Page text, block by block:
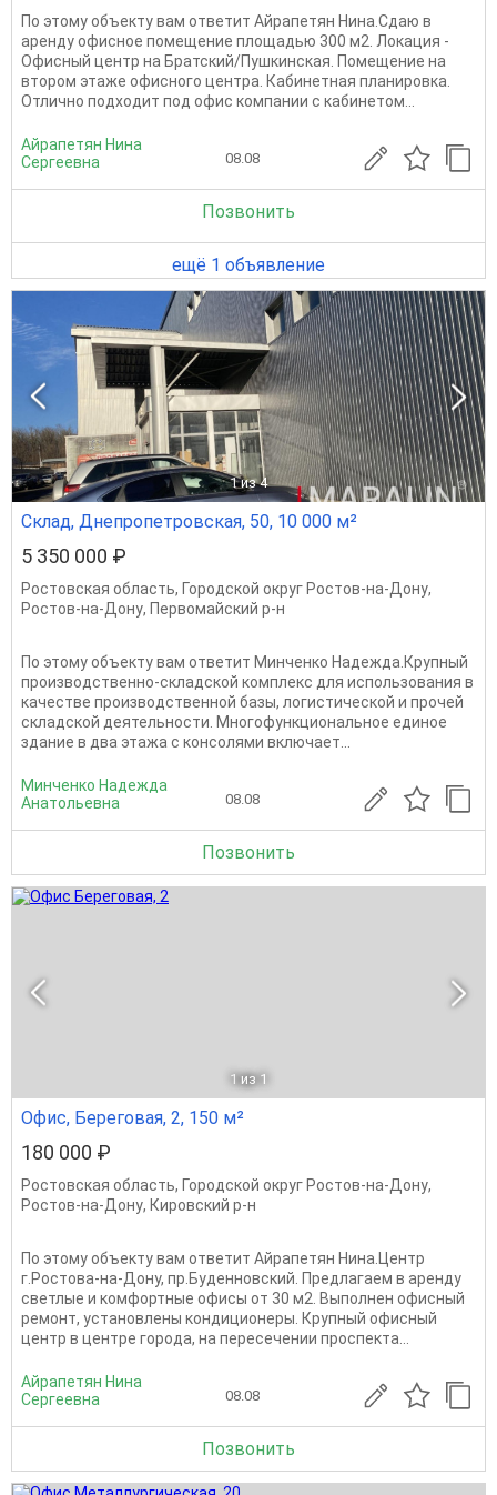
По этому объекту вам ответит Айрапетян Нина.Сдаю в
аренду офисное помещение площадью 300 м2. Локация -
Офисный центр на Братский/Пушкинская. Помещение на
втором этаже офисного центра. Кабинетная планировка.
Отлично подходит под офис компании с кабинетом...
Айрапетян Нина
Сергеевна
08.08
Позвонить
ещё 1 объявление
1 из 4
Склад, Днепропетровская, 50, 10 000 м²
5 350 000 ₽
Ростовская область, Городской округ Ростов-на-Дону,
Ростов-на-Дону, Первомайский р-н
По этому объекту вам ответит Минченко Надежда.Крупный
производственно-складской комплекс для использования в
качестве производственной базы, логистической и прочей
складской деятельности. Многофункциональное единое
здание в два этажа с консолями включает...
Минченко Надежда
Анатольевна
08.08
Позвонить
1 из 1
Офис, Береговая, 2, 150 м²
180 000 ₽
Ростовская область, Городской округ Ростов-на-Дону,
Ростов-на-Дону, Кировский р-н
По этому объекту вам ответит Айрапетян Нина.Центр
г.Ростова-на-Дону, пр.Буденновский. Предлагаем в аренду
светлые и комфортные офисы от 30 м2. Выполнен офисный
ремонт, установлены кондиционеры. Крупный офисный
центр в центре города, на пересечении проспекта...
Айрапетян Нина
Сергеевна
08.08
Позвонить